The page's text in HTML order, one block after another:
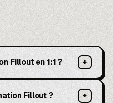
Fillout en 1:1 ? +
Fillout ? +